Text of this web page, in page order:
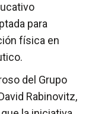
para
física en
del Grupo
Rabinovitz,